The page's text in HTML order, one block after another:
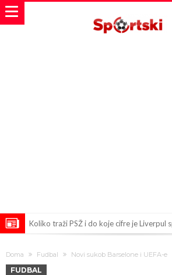
daleko”
Prva ponuda za Leaa – odbijena!
Doma Fudbal Novi sukob Barselone i UEFA-e
FUDBAL